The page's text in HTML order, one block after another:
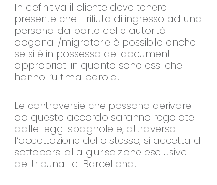
In definitiva il cliente deve tenere
presente che il rifiuto di ingresso ad una
persona da parte delle autorità
doganali/migratorie è possibile anche
se si è in possesso dei documenti
appropriati in quanto sono essi che
hanno l’ultima parola.
Le controversie che possono derivare
da questo accordo saranno regolate
dalle leggi spagnole e, attraverso
l’accettazione dello stesso, si accetta di
sottoporsi alla giurisdizione esclusiva
dei tribunali di Barcellona.